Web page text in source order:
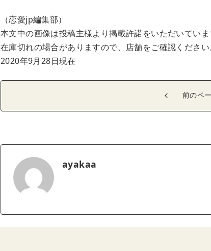
（恋愛jp編集部）
本文中の画像は投稿主様より掲載許諾をいただいていま
在庫切れの場合がありますので、店舗をご確認ください
2020年9月28日現在
前のペ
ayakaa